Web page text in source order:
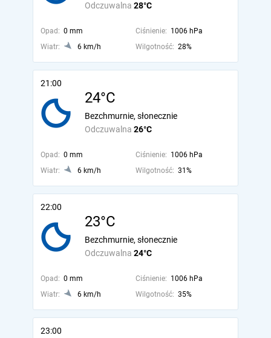
Odczuwalna 28°C
Opad: 0 mm Ciśnienie: 1006 hPa
Wiatr:
6 km/h Wilgotność: 28%
21:00
24°C
Odczuwalna 26°C
Bezchmurnie, słonecznie
Opad: 0 mm Ciśnienie: 1006 hPa
Wiatr:
6 km/h Wilgotność: 31%
22:00
23°C
Odczuwalna 24°C
Bezchmurnie, słonecznie
Opad: 0 mm Ciśnienie: 1006 hPa
Wiatr:
6 km/h Wilgotność: 35%
23:00